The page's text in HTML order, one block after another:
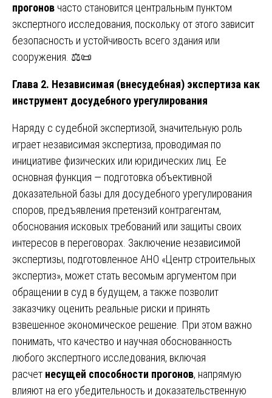
прогонов часто становится центральным пунктом
экспертного исследования, поскольку от этого зависит
безопасность и устойчивость всего здания или
сооружения. ⚖️📜
Глава 2. Независимая (внесудебная) экспертиза как
инструмент досудебного урегулирования
Наряду с судебной экспертизой, значительную роль
играет независимая экспертиза, проводимая по
инициативе физических или юридических лиц. Ее
основная функция — подготовка объективной
доказательной базы для досудебного урегулирования
споров, предъявления претензий контрагентам,
обоснования исковых требований или защиты своих
интересов в переговорах. Заключение независимой
экспертизы, подготовленное АНО «Центр строительных
экспертиз», может стать весомым аргументом при
обращении в суд в будущем, а также позволит
заказчику оценить реальные риски и принять
взвешенное экономическое решение. При этом важно
понимать, что качество и научная обоснованность
любого экспертного исследования, включая
расчет несущей способности прогонов, напрямую
влияют на его убедительность и доказательственную